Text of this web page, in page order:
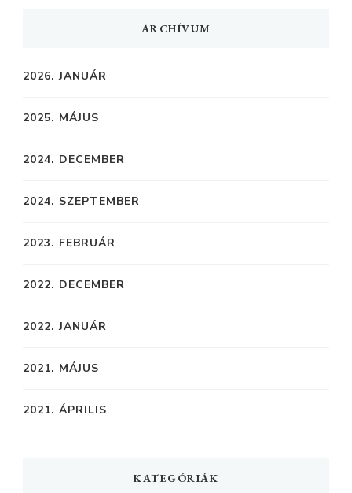
ARCHÍVUM
2026. JANUÁR
2025. MÁJUS
2024. DECEMBER
2024. SZEPTEMBER
2023. FEBRUÁR
2022. DECEMBER
2022. JANUÁR
2021. MÁJUS
2021. ÁPRILIS
KATEGÓRIÁK